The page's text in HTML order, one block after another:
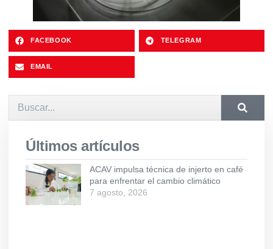
FACEBOOK TELEGRAM
EMAIL
Últimos artículos
ACAV impulsa técnica de injerto en café
para enfrentar el cambio climático
7 agosto, 2026